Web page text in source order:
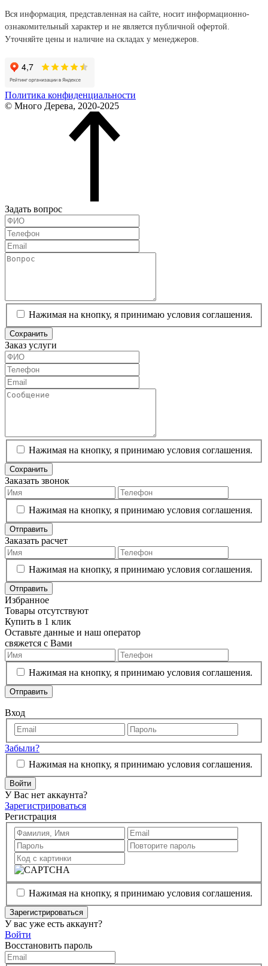
Вся информация, представленная на сайте, носит информационно-
ознакомительный характер и не является публичной офертой.
Уточняйте цены и наличие на складах у менеджеров.
Политика конфиденциальности
© Много Дерева, 2020-2025
Задать вопрос
Нажимая на кнопку, я принимаю условия соглашения.
Сохранить
Заказ услуги
Нажимая на кнопку, я принимаю условия соглашения.
Сохранить
Заказать звонок
Нажимая на кнопку, я принимаю условия соглашения.
Отправить
Заказать расчет
Нажимая на кнопку, я принимаю условия соглашения.
Отправить
Избранное
Товары отсутствуют
Купить в 1 клик
Оставьте данные и наш оператор
свяжется с Вами
Нажимая на кнопку, я принимаю условия соглашения.
Отправить
Вход
Забыли?
Нажимая на кнопку, я принимаю условия соглашения.
Войти
У Вас нет аккаунта?
Зарегистрироваться
Регистрация
Нажимая на кнопку, я принимаю условия соглашения.
Зарегистрироваться
У вас уже есть аккаунт?
Войти
Восстановить пароль